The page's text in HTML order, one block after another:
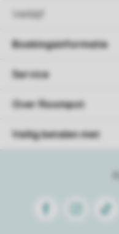
Verblijf
FacebookInstagram
Tiktok
Boekingsinformatie
Service
Over Roompot
Veilig betalen met